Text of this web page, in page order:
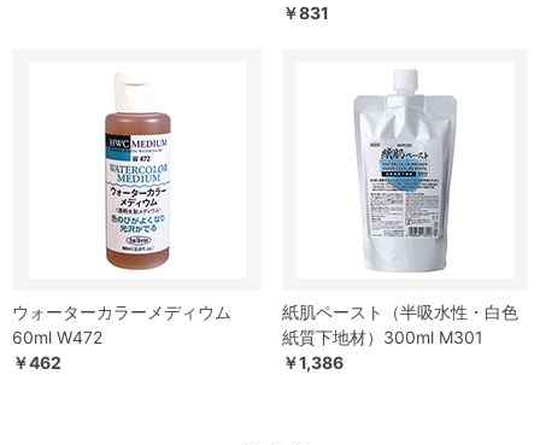
￥831
ウォーターカラーメディウム
60ml W472
￥462
紙肌ペースト（半吸水性・白色
紙質下地材）300ml M301
￥1,386